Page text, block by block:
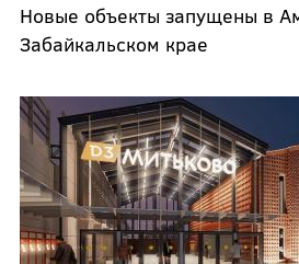
Новые объекты запущены в
Забайкальском крае